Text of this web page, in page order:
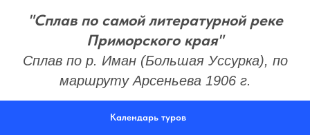
"Сплав по самой литературной реке
Приморского края"
Сплав по р. Иман (Большая Уссурка), по
маршруту Арсеньева 1906 г.
Календарь туров